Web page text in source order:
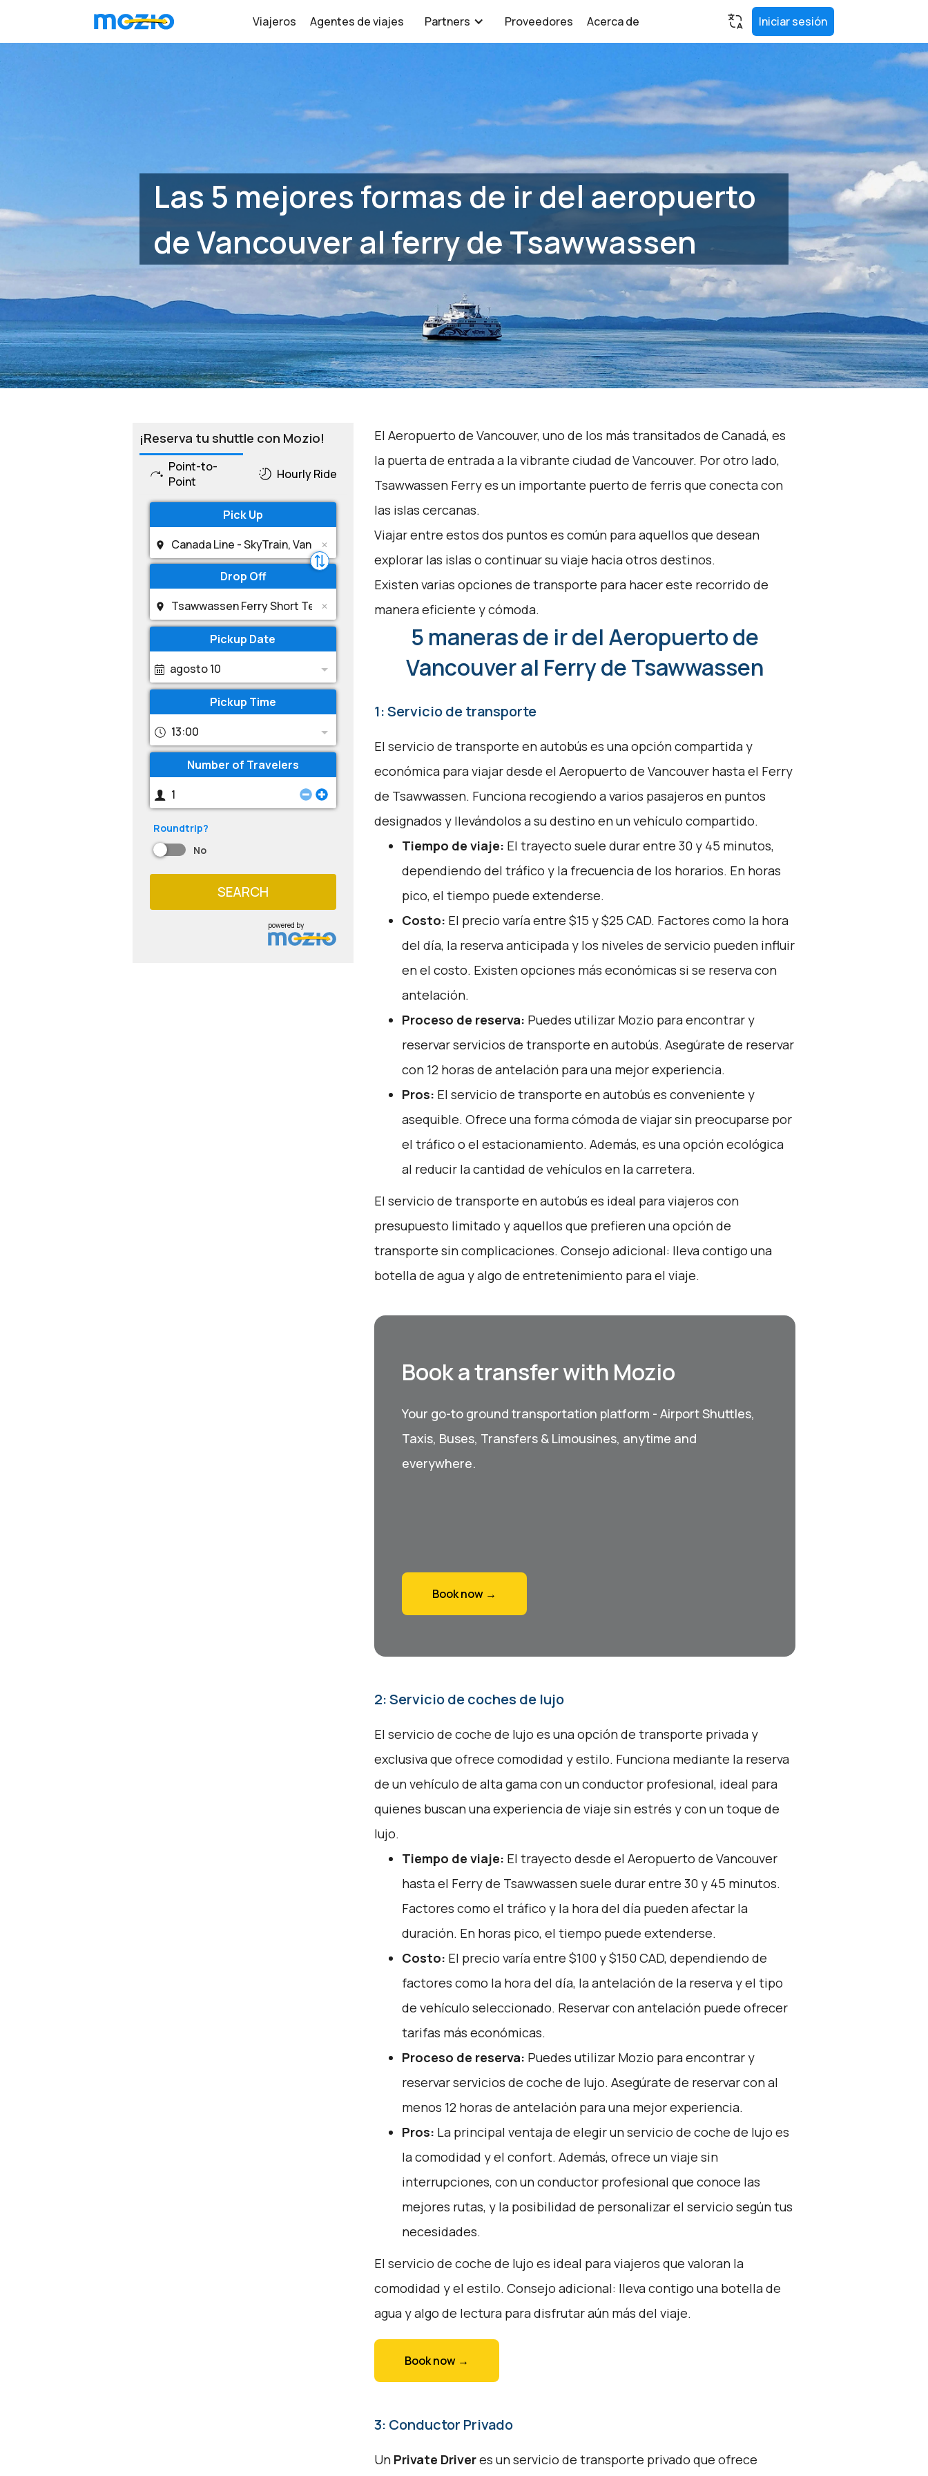
Viajeros Agentes de viajes Partners Proveedores Acerca de Iniciar sesión
Las 5 mejores formas de ir del aeropuerto
de Vancouver al ferry de Tsawwassen
¡Reserva tu shuttle con Mozio!
Point-to-
Point
Hourly Ride
Pick Up
Drop Off
Pickup Date
agosto 10
Pickup Time
13:00
Number of Travelers
Roundtrip?
No
SEARCH
powered by
El Aeropuerto de Vancouver, uno de los más transitados de Canadá, es
la puerta de entrada a la vibrante ciudad de Vancouver. Por otro lado,
Tsawwassen Ferry es un importante puerto de ferris que conecta con
las islas cercanas.
Viajar entre estos dos puntos es común para aquellos que desean
explorar las islas o continuar su viaje hacia otros destinos.
Existen varias opciones de transporte para hacer este recorrido de
manera eficiente y cómoda.
5 maneras de ir del Aeropuerto de
Vancouver al Ferry de Tsawwassen
1: Servicio de transporte
El servicio de transporte en autobús es una opción compartida y
económica para viajar desde el Aeropuerto de Vancouver hasta el Ferry
de Tsawwassen. Funciona recogiendo a varios pasajeros en puntos
designados y llevándolos a su destino en un vehículo compartido.
Tiempo de viaje: El trayecto suele durar entre 30 y 45 minutos,
dependiendo del tráfico y la frecuencia de los horarios. En horas
pico, el tiempo puede extenderse.
Costo: El precio varía entre $15 y $25 CAD. Factores como la hora
del día, la reserva anticipada y los niveles de servicio pueden influir
en el costo. Existen opciones más económicas si se reserva con
antelación.
Proceso de reserva: Puedes utilizar Mozio para encontrar y
reservar servicios de transporte en autobús. Asegúrate de reservar
con 12 horas de antelación para una mejor experiencia.
Pros: El servicio de transporte en autobús es conveniente y
asequible. Ofrece una forma cómoda de viajar sin preocuparse por
el tráfico o el estacionamiento. Además, es una opción ecológica
al reducir la cantidad de vehículos en la carretera.
El servicio de transporte en autobús es ideal para viajeros con
presupuesto limitado y aquellos que prefieren una opción de
transporte sin complicaciones. Consejo adicional: lleva contigo una
botella de agua y algo de entretenimiento para el viaje.
Book a transfer with Mozio
Your go-to ground transportation platform - Airport Shuttles,
Taxis, Buses, Transfers & Limousines, anytime and
everywhere.
Book now →
2: Servicio de coches de lujo
El servicio de coche de lujo es una opción de transporte privada y
exclusiva que ofrece comodidad y estilo. Funciona mediante la reserva
de un vehículo de alta gama con un conductor profesional, ideal para
quienes buscan una experiencia de viaje sin estrés y con un toque de
lujo.
Tiempo de viaje: El trayecto desde el Aeropuerto de Vancouver
hasta el Ferry de Tsawwassen suele durar entre 30 y 45 minutos.
Factores como el tráfico y la hora del día pueden afectar la
duración. En horas pico, el tiempo puede extenderse.
Costo: El precio varía entre $100 y $150 CAD, dependiendo de
factores como la hora del día, la antelación de la reserva y el tipo
de vehículo seleccionado. Reservar con antelación puede ofrecer
tarifas más económicas.
Proceso de reserva: Puedes utilizar Mozio para encontrar y
reservar servicios de coche de lujo. Asegúrate de reservar con al
menos 12 horas de antelación para una mejor experiencia.
Pros: La principal ventaja de elegir un servicio de coche de lujo es
la comodidad y el confort. Además, ofrece un viaje sin
interrupciones, con un conductor profesional que conoce las
mejores rutas, y la posibilidad de personalizar el servicio según tus
necesidades.
El servicio de coche de lujo es ideal para viajeros que valoran la
comodidad y el estilo. Consejo adicional: lleva contigo una botella de
agua y algo de lectura para disfrutar aún más del viaje.
Book now →
3: Conductor Privado
Un Private Driveres un servicio de transporte privado que ofrece